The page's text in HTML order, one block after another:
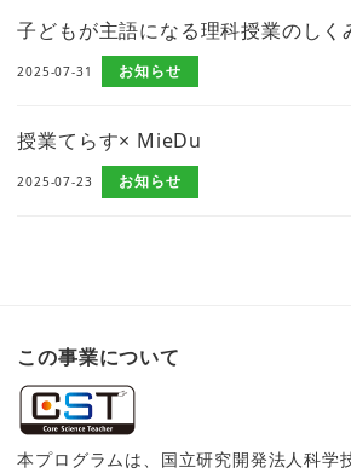
子どもが主語になる理科授業のしく
2025-07-31 お知らせ
授業てらす× MieDu
2025-07-23 お知らせ
この事業について
本プログラムは、国立研究開発法人科学